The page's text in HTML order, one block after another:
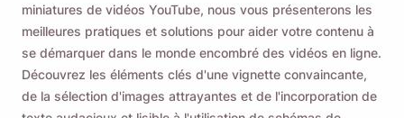
miniatures de vidéos YouTube, nous vous présenterons les
meilleures pratiques et solutions pour aider votre contenu à
se démarquer dans le monde encombré des vidéos en ligne.
Découvrez les éléments clés d'une vignette convaincante,
de la sélection d'images attrayantes et de l'incorporation de